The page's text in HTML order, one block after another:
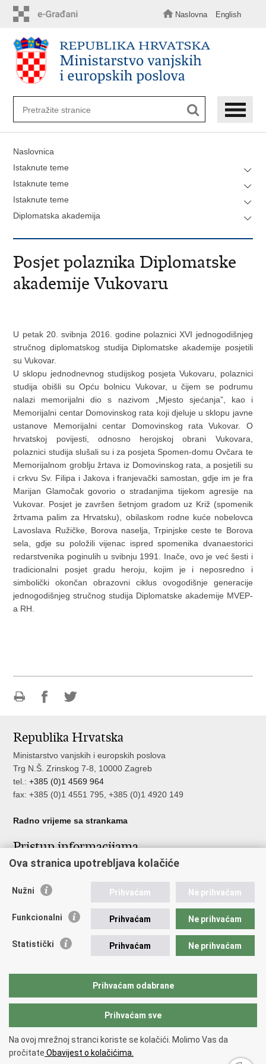
sadržaj
Naslovna English
Naslovnica
Istaknute teme
Istaknute teme
Istaknute teme
Diplomatska akademija
Posjet polaznika Diplomatske
akademije Vukovaru
U petak 20. svibnja 2016. godine polaznici XVI jednogodišnjeg
stručnog diplomatskog studija Diplomatske akademije posjetili
su Vukovar.
U sklopu jednodnevnog studijskog posjeta Vukovaru, polaznici
studija obišli su Opću bolnicu Vukovar, u čijem se podrumu
nalazi memorijalni dio s nazivom „Mjesto sjećanja”, kao i
Memorijalni centar Domovinskog rata koji djeluje u sklopu javne
ustanove Memorijalni centar Domovinskog rata Vukovar. O
hrvatskoj povijesti, odnosno herojskoj obrani Vukovara,
polaznici studija slušali su i za posjeta Spomen-domu Ovčara te
Memorijalnom groblju žrtava iz Domovinskog rata, a posjetili su
i crkvu Sv. Filipa i Jakova i franjevački samostan, gdje im je fra
Marijan Glamočak govorio o stradanjima tijekom agresije na
Vukovar. Posjet je završen šetnjom gradom uz Križ (spomenik
žrtvama palim za Hrvatsku), obilaskom rodne kuće nobelovca
Lavoslava Ružičke, Borova naselja, Trpinjske ceste te Borova
sela, gdje su položili vijenac ispred spomenika dvanaestorici
redarstvenika poginulih u svibnju 1991. Inače, ovo je već šesti i
tradicionalni posjet gradu heroju, kojim je i neposredno i
simbolički okončan obrazovni ciklus ovogodišnje generacije
jednogodišnjeg stručnog studija Diplomatske akademije MVEP-
a RH.
Facebooku
Twitteru
Republika Hrvatska
Ministarstvo vanjskih i europskih poslova
Trg N.Š. Zrinskog 7-8, 10000 Zagreb
tel.:+385 (0)1 4569 964
fax: +385 (0)1 4551 795, +385 (0)1 4920 149
Radno vrijeme sa strankama
Pristup informacijama
Pristup informacijama
Nepravilnosti
Javna nabava u MVEP-u
Nadzor rada i unutarnja revizija službe vanjskih poslova
Copyright © 2026 Ministarstvo vanjskih i europskih poslova.
korištenja.Izjava o pristupačnosti.
Ova stranica upotrebljava kolačiće
Nužni Prihvaćam Ne prihvaćam
Funkcionalni Prihvaćam Ne prihvaćam
Statistički Prihvaćam Ne prihvaćam
Prihvaćam odabrane
Prihvaćam sve
Na ovoj mrežnoj stranci koriste se kolačići. Molimo Vas da
pročitate Obavijest o kolačićima.